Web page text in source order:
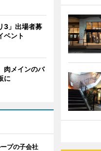
3」出場者募
ベント
メインのバ
に
プの子会社